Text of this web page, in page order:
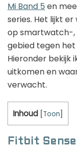
Mi Band 5 en
series. Het lijkt
op smartwatch-
gebied tegen het
Hieronder bekijk
uitkomen en
verwacht.
Inhoud Toon
Fitbit Sense